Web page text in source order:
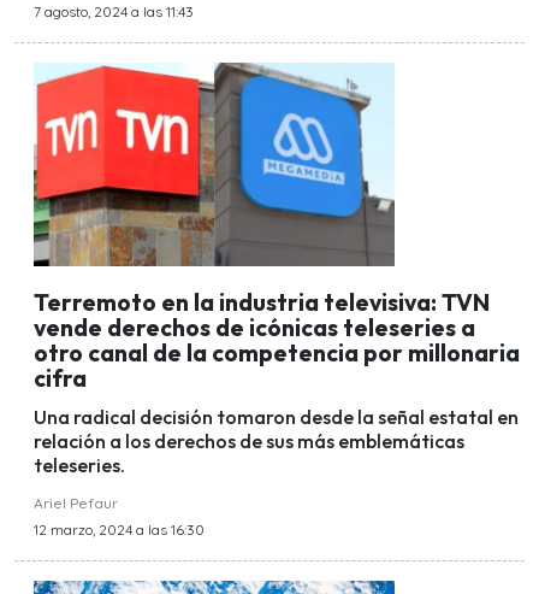
7 agosto, 2024 a las 11:43
Terremoto en la industria televisiva: TVN
vende derechos de icónicas teleseries a
otro canal de la competencia por millonaria
cifra
Una radical decisión tomaron desde la señal estatal en
relación a los derechos de sus más emblemáticas
teleseries.
Ariel Pefaur
12 marzo, 2024 a las 16:30